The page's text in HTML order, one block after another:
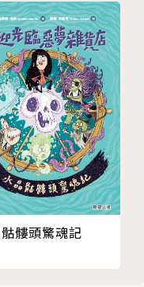
尾的煩惱》、《空
幼兒誌》、《巧連
報週刊》等，並於
理論專欄「童書料
學院 （Cambridge
喜歡聽故事、體驗
髏頭驚魂記